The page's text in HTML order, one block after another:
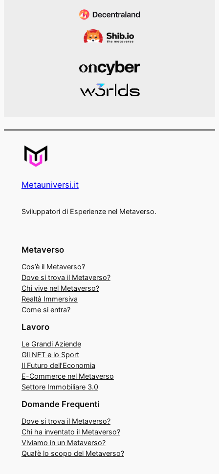
Metauniversi.it
Sviluppatori di Esperienze nel Metaverso.
Metaverso
Cos’è il Metaverso?
Dove si trova il Metaverso?
Chi vive nel Metaverso?
Realtà Immersiva
Come si entra?
Lavoro
Le Grandi Aziende
Gli NFT e lo Sport
Il Futuro dell’Economia
E-Commerce nel Metaverso
Settore Immobiliare 3.0
Domande Frequenti
Dove si trova il Metaverso?
Chi ha inventato il Metaverso?
Viviamo in un Metaverso?
Qual’è lo scopo del Metaverso?